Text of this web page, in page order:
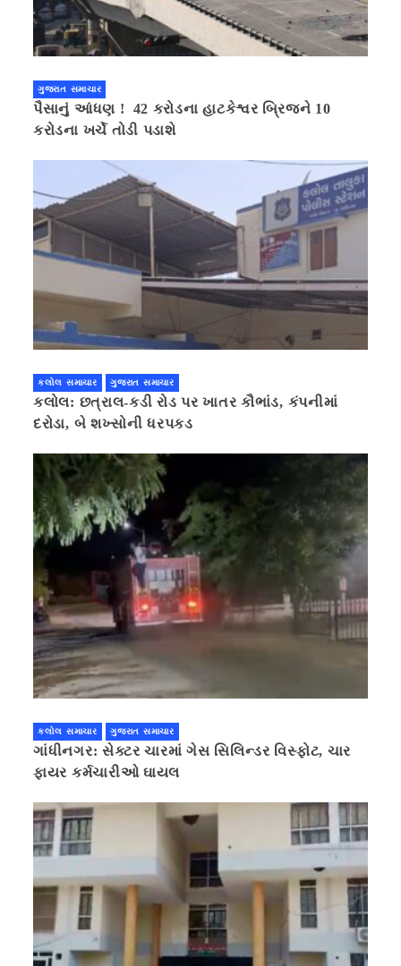
ગુજરાત સમાચાર
પૈસાનું આંધણ ! 42 કરોડના હાટકેશ્વર બ્રિજને 10
કરોડના ખર્ચે તોડી પડાશે
કલોલ સમાચાર ગુજરાત સમાચાર
કલોલ: છત્રાલ-કડી રોડ પર ખાતર કૌભાંડ, કંપનીમાં
દરોડા, બે શખ્સોની ધરપકડ
કલોલ સમાચાર ગુજરાત સમાચાર
ગાંધીનગર: સેક્ટર ચારમાં ગેસ સિલિન્ડર વિસ્ફોટ, ચાર
ફાયર કર્મચારીઓ ઘાયલ